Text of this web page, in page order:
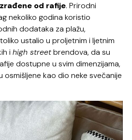
od rafije. Prirodni
nekoliko godina koristio
dodataka za plažu,
ustalio u proljetnim i ljetnim
ihigh streetbrendova, da su
dostupne u svim dimenzijama,
osmišljene kao dio neke svečanije